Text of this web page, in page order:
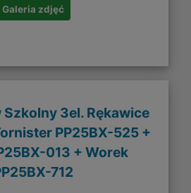
Galeria zdjęć
Szkolny 3el. Rękawice
PP25BX-525 +
013 + Worek
712